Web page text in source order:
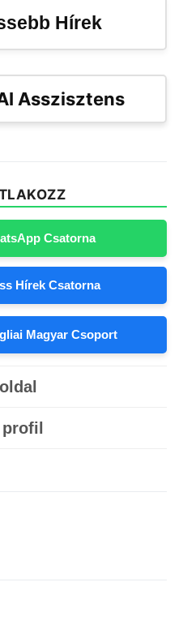
Hírek
Asszisztens
Csatorna
Hírek Csatorna
Magyar Csoport